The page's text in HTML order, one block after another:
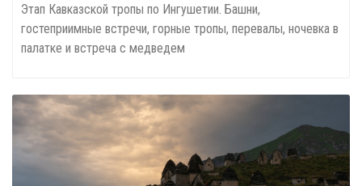
Этап Кавказской тропы по Ингушетии. Башни,
гостеприимные встречи, горные тропы, перевалы, ночевка в
палатке и встреча с медведем